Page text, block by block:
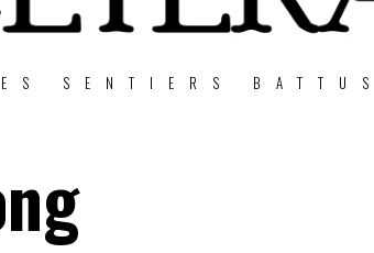
SENTIERS BATTUS